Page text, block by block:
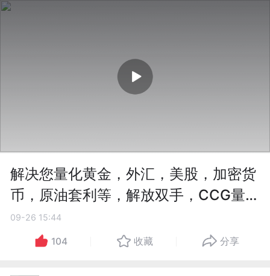
解决您量化黄金，外汇，美股，加密货
币，原油套利等，解放双手，CCG量化
合约机器人
09-26 15:44
104 收藏 分享